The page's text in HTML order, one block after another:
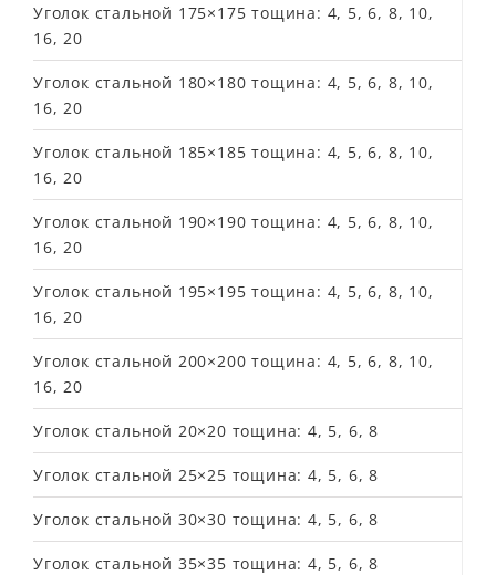
Уголок стальной 175×175 тощина: 4, 5, 6, 8, 10,
16, 20
Уголок стальной 180×180 тощина: 4, 5, 6, 8, 10,
16, 20
Уголок стальной 185×185 тощина: 4, 5, 6, 8, 10,
16, 20
Уголок стальной 190×190 тощина: 4, 5, 6, 8, 10,
16, 20
Уголок стальной 195×195 тощина: 4, 5, 6, 8, 10,
16, 20
Уголок стальной 200×200 тощина: 4, 5, 6, 8, 10,
16, 20
Уголок стальной 20×20 тощина: 4, 5, 6, 8
Уголок стальной 25×25 тощина: 4, 5, 6, 8
Уголок стальной 30×30 тощина: 4, 5, 6, 8
Уголок стальной 35×35 тощина: 4, 5, 6, 8